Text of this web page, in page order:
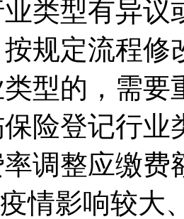
类型有异议
规定流程修
型的，需要
险登记行业
调整应缴费
情影响较大